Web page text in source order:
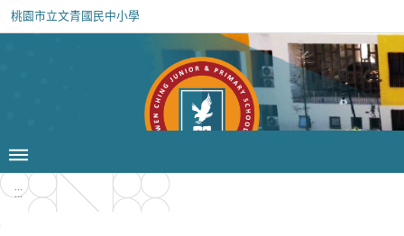
桃園市立文青國民中小學
:::